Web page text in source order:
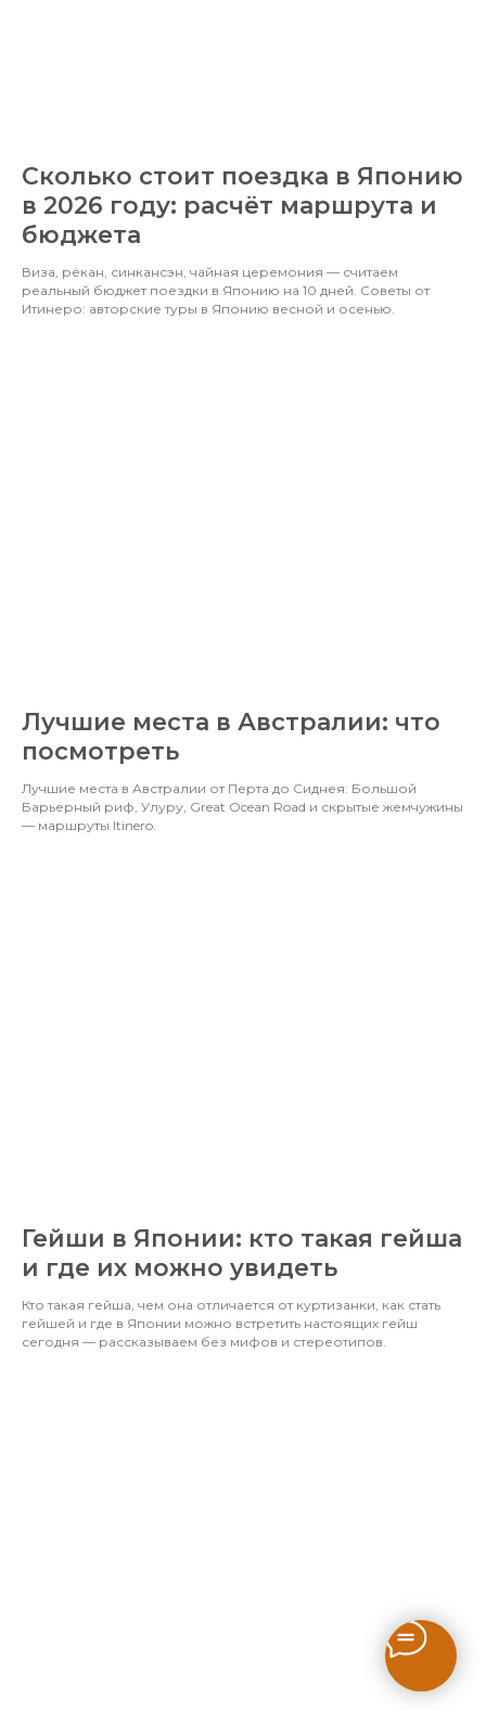
Сколько стоит поездка в Японию
в 2026 году: расчёт маршрута и
бюджета
Виза, рёкан, синкансэн, чайная церемония — считаем
реальный бюджет поездки в Японию на 10 дней. Советы от
Итинеро: авторские туры в Японию весной и осенью.
Лучшие места в Австралии: что
посмотреть
Лучшие места в Австралии от Перта до Сиднея: Большой
Барьерный риф, Улуру, Great Ocean Road и скрытые жемчужины
— маршруты Itinero.
Гейши в Японии: кто такая гейша
и где их можно увидеть
Кто такая гейша, чем она отличается от куртизанки, как стать
гейшей и где в Японии можно встретить настоящих гейш
сегодня — рассказываем без мифов и стереотипов.